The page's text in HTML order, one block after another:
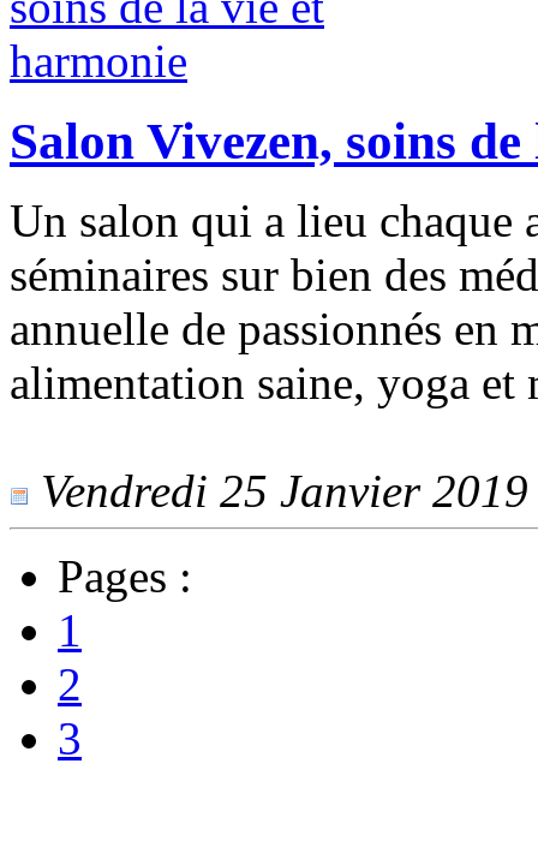
Salon Vivezen, soins
Un salon qui a lieu chaque
séminaires sur bien des
annuelle de passionnés en
alimentation saine, yoga et
Vendredi 25 Janvier
Pages :
1
2
3